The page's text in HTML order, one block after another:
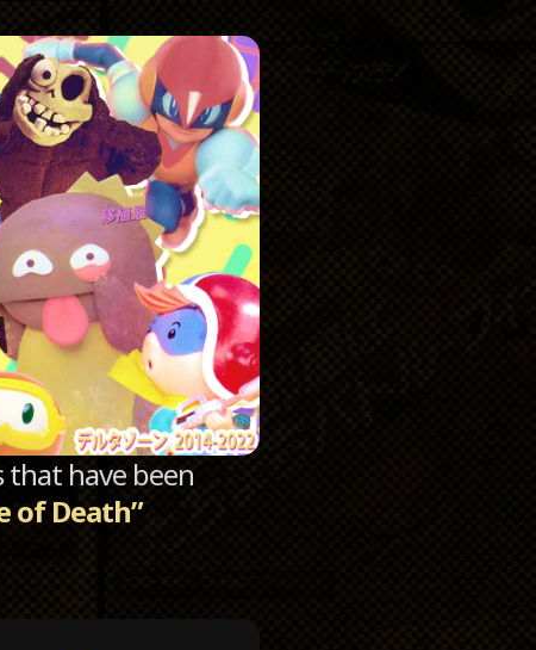
that have been
of Death”